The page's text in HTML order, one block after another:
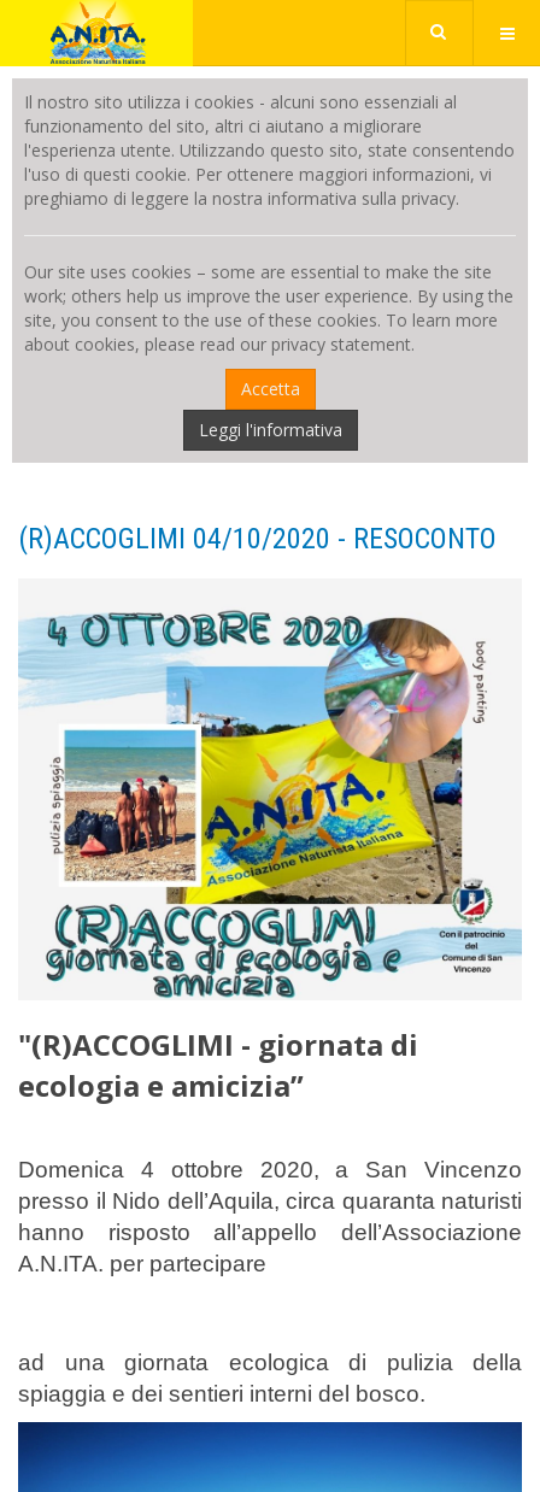
Il nostro sito utilizza i cookies - alcuni sono essenziali al
funzionamento del sito, altri ci aiutano a migliorare
l'esperienza utente. Utilizzando questo sito, state consentendo
l'uso di questi cookie. Per ottenere maggiori informazioni, vi
preghiamo di leggere la nostra informativa sulla privacy.
Our site uses cookies – some are essential to make the site
work; others help us improve the user experience. By using the
site, you consent to the use of these cookies. To learn more
about cookies, please read our privacy statement.
Accetta
Leggi l'informativa
(R)ACCOGLIMI 04/10/2020 - RESOCONTO
"(R)ACCOGLIMI - giornata di
ecologia e amicizia”
Domenica 4 ottobre 2020, a San Vincenzo
presso il Nido dell’Aquila, circa quaranta naturisti
hanno risposto all’appello dell’Associazione
A.N.ITA. per partecipare
ad una giornata ecologica di pulizia della
spiaggia e dei sentieri interni del bosco.